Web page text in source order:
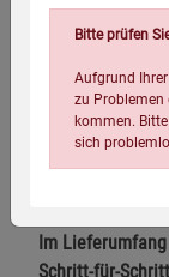
Butter selbst
Ergänzung für
Butterwender
10 Minuten
besonders
Im
Schritt-für-
Bitte prüfen
Aufgrund
zu Problemen
kommen.
sich